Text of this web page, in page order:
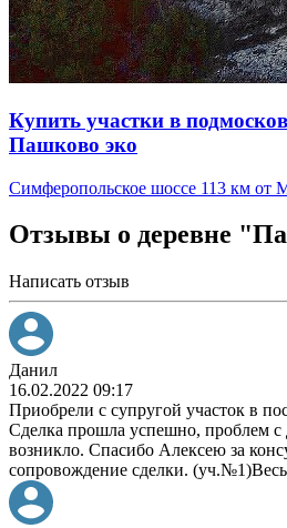
Купить участки в
Пашково эко
Симферопольское шоссе 113 км от
Отзывы о деревне
Написать отзыв
Данил
16.02.2022 09:17
Приобрели с супругой участок в
Сделка прошла успешно, проблем с
возникло. Спасибо Алексею за
сопровождение сделки. (уч.№1)